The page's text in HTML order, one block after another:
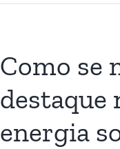
Como se
destaque
energia